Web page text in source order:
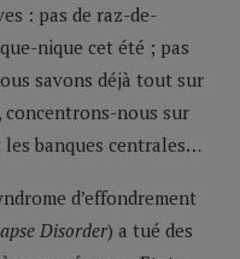
: pas de raz-de-
nique cet été ; pas
savons déjà tout sur
nous sur
banques centrales…
d’effondrement
Disorder) a tué des